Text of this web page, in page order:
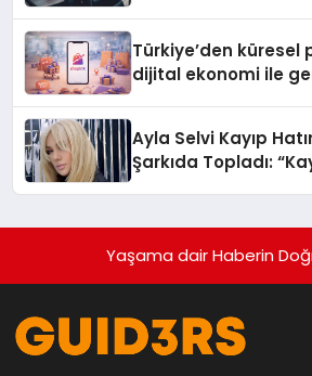
Türkiye’den küresel
dijital ekonomi ile
Ayla Selvi Kayıp
Şarkıda Topladı:
Yaşama dair Haberin